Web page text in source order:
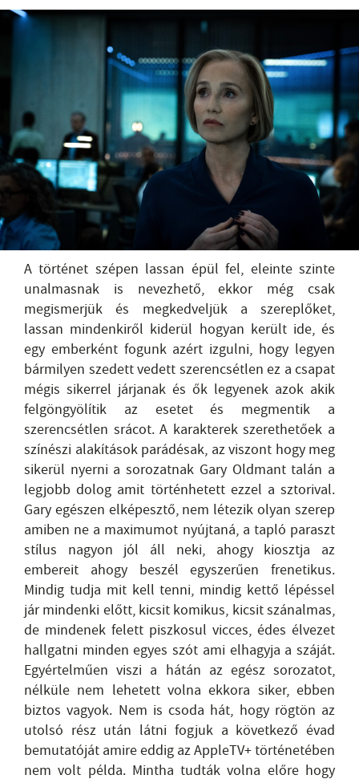
A történet szépen lassan épül fel, eleinte szinte
unalmasnak is nevezhető, ekkor még csak
megismerjük és megkedveljük a szereplőket,
lassan mindenkiről kiderül hogyan került ide, és
egy emberként fogunk azért izgulni, hogy legyen
bármilyen szedett vedett szerencsétlen ez a csapat
mégis sikerrel járjanak és ők legyenek azok akik
felgöngyölítik az esetet és megmentik a
szerencsétlen srácot. A karakterek szerethetőek a
színészi alakítások parádésak, az viszont hogy meg
sikerül nyerni a sorozatnak Gary Oldmant talán a
legjobb dolog amit történhetett ezzel a sztorival.
Gary egészen elképesztő, nem létezik olyan szerep
amiben ne a maximumot nyújtaná, a tapló paraszt
stílus nagyon jól áll neki, ahogy kiosztja az
embereit ahogy beszél egyszerűen frenetikus.
Mindig tudja mit kell tenni, mindig kettő lépéssel
jár mindenki előtt, kicsit komikus, kicsit szánalmas,
de mindenek felett piszkosul vicces, édes élvezet
hallgatni minden egyes szót ami elhagyja a száját.
Egyértelműen viszi a hátán az egész sorozatot,
nélküle nem lehetett volna ekkora siker, ebben
biztos vagyok. Nem is csoda hát, hogy rögtön az
utolsó rész után látni fogjuk a következő évad
bemutatóját amire eddig az AppleTV+ történetében
nem volt példa. Mintha tudták volna előre hogy